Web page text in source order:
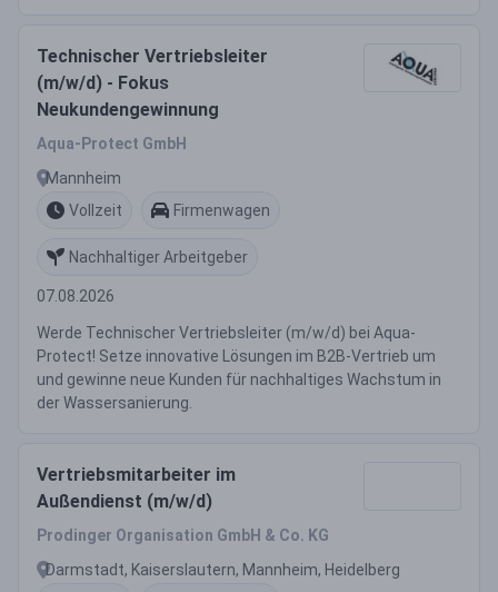
Technischer Vertriebsleiter
(m/w/d) - Fokus
Neukundengewinnung
Aqua-Protect GmbH
Mannheim
Vollzeit
Firmenwagen
Nachhaltiger Arbeitgeber
07.08.2026
Werde Technischer Vertriebsleiter (m/w/d) bei Aqua-
Protect! Setze innovative Lösungen im B2B-Vertrieb um
und gewinne neue Kunden für nachhaltiges Wachstum in
der Wassersanierung.
Vertriebsmitarbeiter im
Außendienst (m/w/d)
Prodinger Organisation GmbH & Co. KG
Darmstadt, Kaiserslautern, Mannheim, Heidelberg